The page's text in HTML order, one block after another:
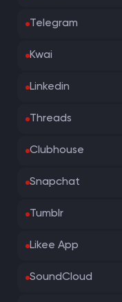
Telegram
Kwai
Linkedin
Threads
Clubhouse
Snapchat
Tumblr
Likee App
SoundCloud